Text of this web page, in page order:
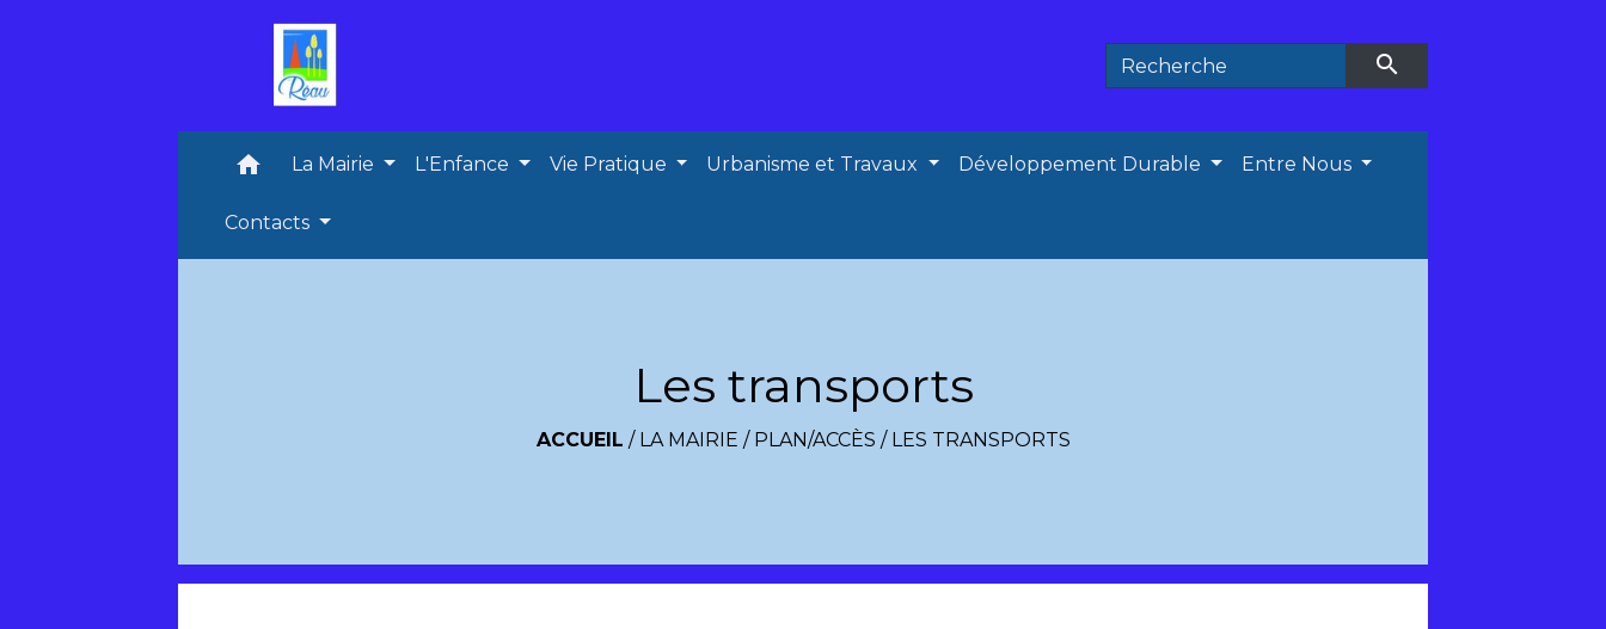
search
home La Mairie L'Enfance Vie Pratique Urbanisme et Travaux Développement Durable Entre Nous
Contacts
Les transports
ACCUEIL / LA MAIRIE / PLAN/ACCÈS / LES TRANSPORTS